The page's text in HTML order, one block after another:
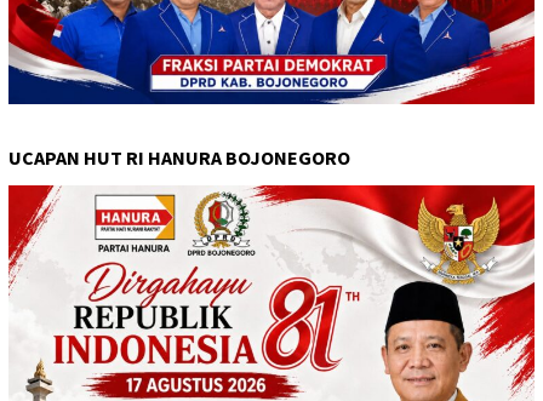
UCAPAN HUT RI HANURA BOJONEGORO